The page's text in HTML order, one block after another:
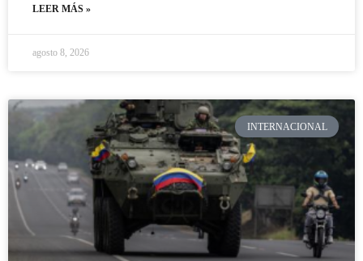
LEER MÁS »
agosto 8, 2026
INTERNACIONAL